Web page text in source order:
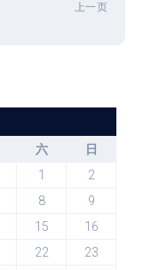
上一页
六
日
1
2
8
9
15
16
22
23